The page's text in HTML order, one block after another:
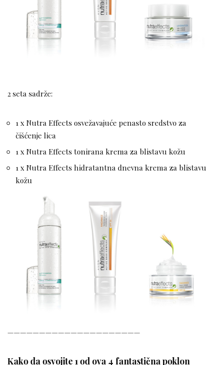
2 seta sadrže:
1 x Nutra Effects osvežavajuće penasto sredstvo za
čišćenje lica
1 x Nutra Effects tonirana krema za blistavu kožu
1 x Nutra Effects hidratantna dnevna krema za blistavu
kožu
—————————————————————
Kako da osvojite 1 od ova 4 fantastična poklon